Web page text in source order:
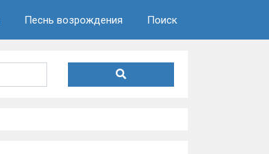
Песнь возрождения Поиск